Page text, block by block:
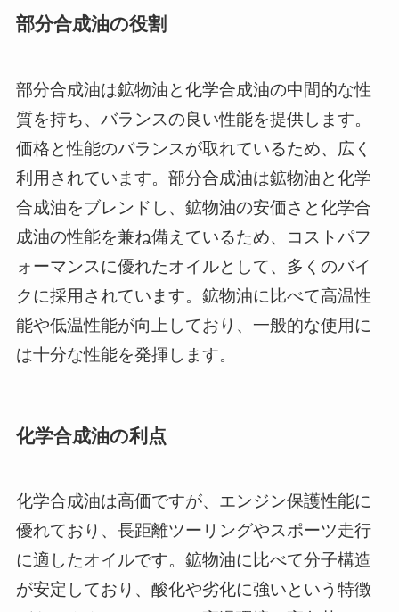
部分合成油の役割
部分合成油は鉱物油と化学合成油の中間的な性
質を持ち、バランスの良い性能を提供します。
価格と性能のバランスが取れているため、広く
利用されています。部分合成油は鉱物油と化学
合成油をブレンドし、鉱物油の安価さと化学合
成油の性能を兼ね備えているため、コストパフ
ォーマンスに優れたオイルとして、多くのバイ
クに採用されています。鉱物油に比べて高温性
能や低温性能が向上しており、一般的な使用に
は十分な性能を発揮します。
化学合成油の利点
化学合成油は高価ですが、エンジン保護性能に
優れており、長距離ツーリングやスポーツ走行
に適したオイルです。鉱物油に比べて分子構造
が安定しており、酸化や劣化に強いという特徴